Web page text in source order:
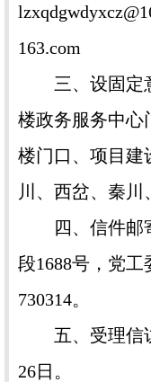
163.com
三、设固定意
楼政务服务中心
楼门口、项目建
川、西岔、秦川
四、信件邮寄
段1688号，党
730314。
五、受理信访
26日。